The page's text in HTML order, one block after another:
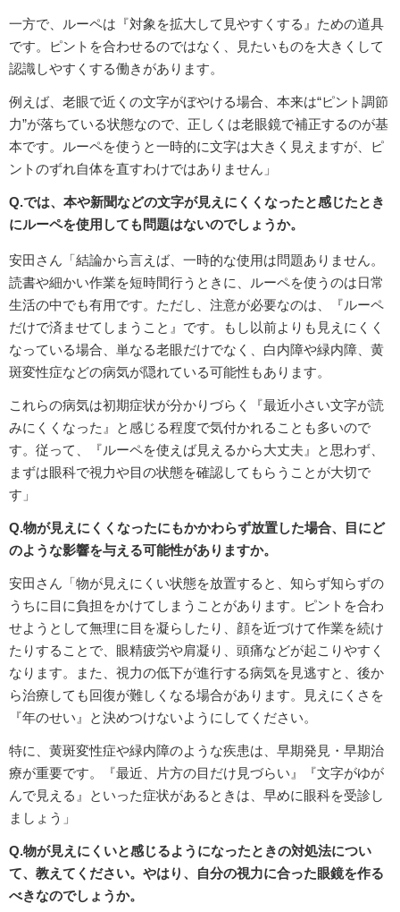
一方で、ルーペは『対象を拡大して見やすくする』ための道具
です。ピントを合わせるのではなく、見たいものを大きくして
認識しやすくする働きがあります。
例えば、老眼で近くの文字がぼやける場合、本来は“ピント調節
力”が落ちている状態なので、正しくは老眼鏡で補正するのが基
本です。ルーペを使うと一時的に文字は大きく見えますが、ピ
ントのずれ自体を直すわけではありません」
Q.では、本や新聞などの文字が見えにくくなったと感じたとき
にルーペを使用しても問題はないのでしょうか。
安田さん「結論から言えば、一時的な使用は問題ありません。
読書や細かい作業を短時間行うときに、ルーペを使うのは日常
生活の中でも有用です。ただし、注意が必要なのは、『ルーペ
だけで済ませてしまうこと』です。もし以前よりも見えにくく
なっている場合、単なる老眼だけでなく、白内障や緑内障、黄
斑変性症などの病気が隠れている可能性もあります。
これらの病気は初期症状が分かりづらく『最近小さい文字が読
みにくくなった』と感じる程度で気付かれることも多いので
す。従って、『ルーペを使えば見えるから大丈夫』と思わず、
まずは眼科で視力や目の状態を確認してもらうことが大切で
す」
Q.物が見えにくくなったにもかかわらず放置した場合、目にど
のような影響を与える可能性がありますか。
安田さん「物が見えにくい状態を放置すると、知らず知らずの
うちに目に負担をかけてしまうことがあります。ピントを合わ
せようとして無理に目を凝らしたり、顔を近づけて作業を続け
たりすることで、眼精疲労や肩凝り、頭痛などが起こりやすく
なります。また、視力の低下が進行する病気を見逃すと、後か
ら治療しても回復が難しくなる場合があります。見えにくさを
『年のせい』と決めつけないようにしてください。
特に、黄斑変性症や緑内障のような疾患は、早期発見・早期治
療が重要です。『最近、片方の目だけ見づらい』『文字がゆが
んで見える』といった症状があるときは、早めに眼科を受診し
ましょう」
Q.物が見えにくいと感じるようになったときの対処法につい
て、教えてください。やはり、自分の視力に合った眼鏡を作る
べきなのでしょうか。